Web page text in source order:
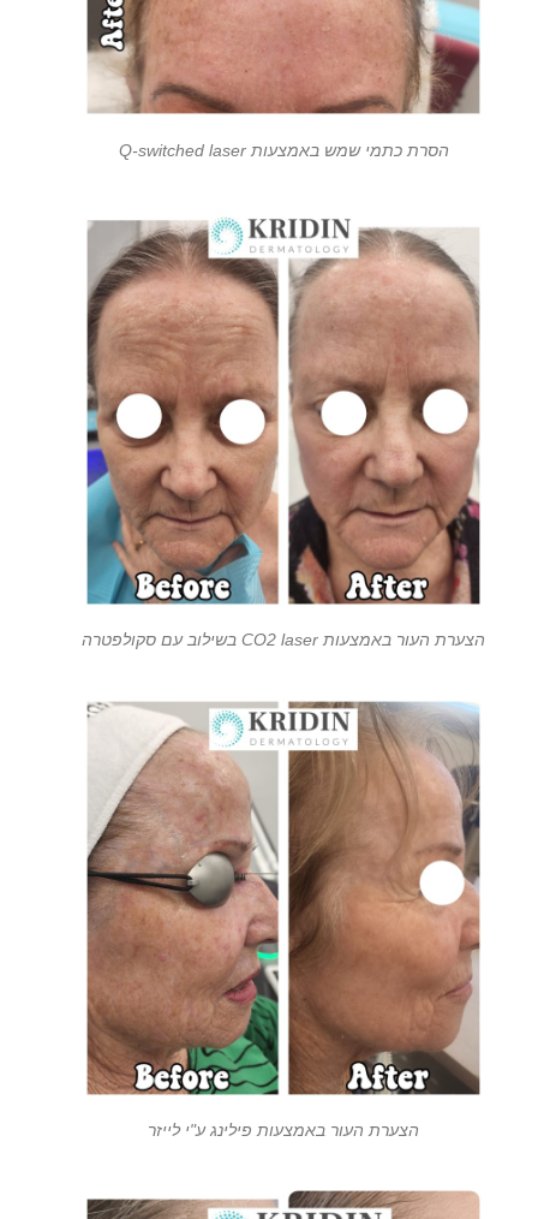
הסרת כתמי שמש באמצעות Q-switched laser
הצערת העור באמצעות CO2 laser בשילוב עם סקולפטרה
הצערת העור באמצעות פילינג ע"י לייזר